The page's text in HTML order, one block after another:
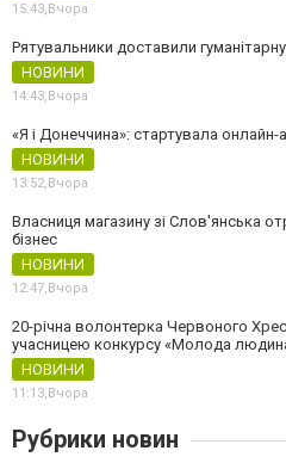
15:43,Вчора
Рятувальники доставили
НОВИНИ
14:43,Вчора
«Я і Донеччина»: стартувала
НОВИНИ
13:52,Вчора
Власниця магазину зі Слов'янська
бізнес
НОВИНИ
12:47,Вчора
20-річна волонтерка Червоного
учасницею конкурсу «Молода
НОВИНИ
11:13,Вчора
Рубрики новин